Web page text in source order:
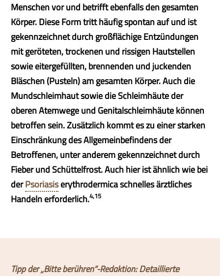
Menschen vor und betrifft ebenfalls den gesamten
Körper. Diese Form tritt häufig spontan auf und ist
gekennzeichnet durch großflächige Entzündungen
mit geröteten, trockenen und rissigen Hautstellen
sowie eitergefüllten, brennenden und juckenden
Bläschen (Pusteln) am gesamten Körper. Auch die
Mundschleimhaut sowie die Schleimhäute der
oberen Atemwege und Genitalschleimhäute können
betroffen sein. Zusätzlich kommt es zu einer starken
Einschränkung des Allgemeinbefindens der
Betroffenen, unter anderem gekennzeichnet durch
Fieber und Schüttelfrost. Auch hier ist ähnlich wie bei
derPsoriasiserythrodermica schnelles ärztliches
Handeln erforderlich.4,15
Tipp der „Bitte berühren“-Redaktion: Detaillierte